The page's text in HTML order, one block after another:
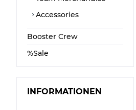
Accessories
Booster Crew
%Sale
INFORMATIONEN